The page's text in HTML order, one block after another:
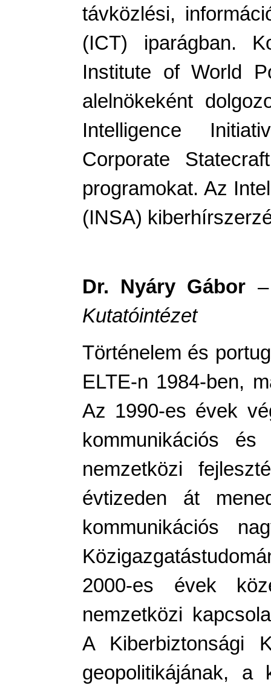
távközlési,
(ICT) iparágban.
Institute of World
alelnökeként
Intelligence
Corporate
programokat. Az
(INSA) kiberhírszerz
Dr. Nyáry Gábor
Kutatóintézet
Történelem és
ELTE-n 1984-ben,
Az 1990-es évek
kommunikációs és
nemzetközi
évtizeden át
kommunikációs
2000-es évek
nemzetközi
A Kiberbiztonsági
geopolitikájának, a